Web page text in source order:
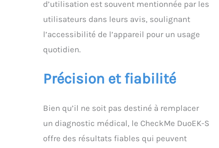
d’utilisation est souvent mentionnée par les
utilisateurs dans leurs avis, soulignant
l’accessibilité de l’appareil pour un usage
quotidien.
Précision et fiabilité
Bien qu’il ne soit pas destiné à remplacer
un diagnostic médical, le CheckMe DuoEK-S
offre des résultats fiables qui peuvent